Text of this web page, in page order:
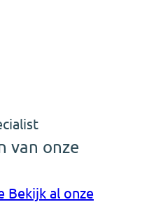
van onze
Bekijk al onze